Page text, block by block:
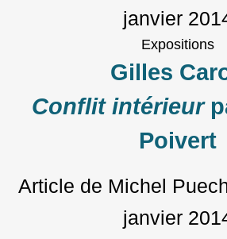
janvier
Expositions
Gilles
Conflit intérieur
Poivert
Article de Michel
janvier